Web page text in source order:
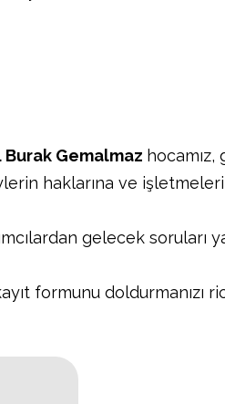
Burak Gemalmaz hocamız,
haklarına ve
gelecek soruları
formunu doldurmanızı